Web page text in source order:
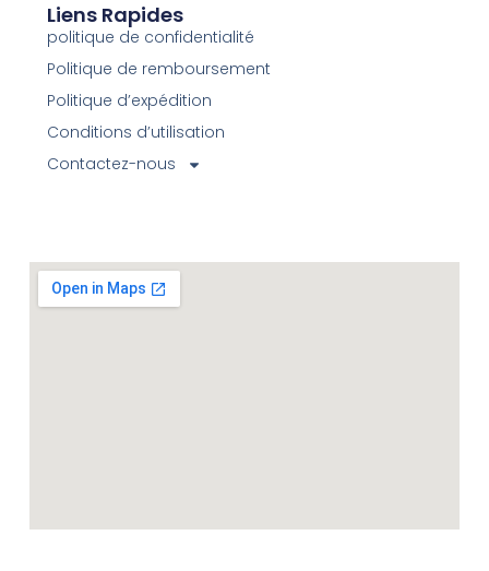
Liens Rapides
politique de confidentialité
Politique de remboursement
Politique d’expédition
Conditions d’utilisation
Contactez-nous